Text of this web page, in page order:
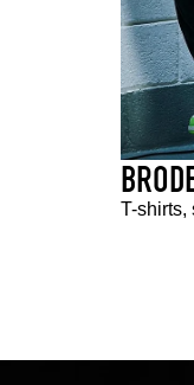
T-shirts,